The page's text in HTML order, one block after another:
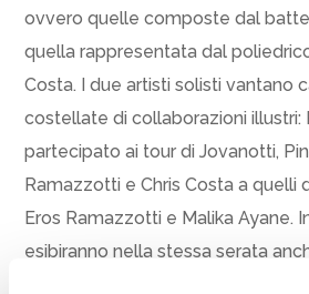
ovvero quelle composte dal
quella rappresentata dal
Costa. I due artisti solisti vantano
costellate di collaborazioni illustri:
partecipato ai tour di Jovanotti,
Ramazzotti e Chris Costa a quelli
Eros Ramazzotti e Malika Ayane.
esibiranno nella stessa serata